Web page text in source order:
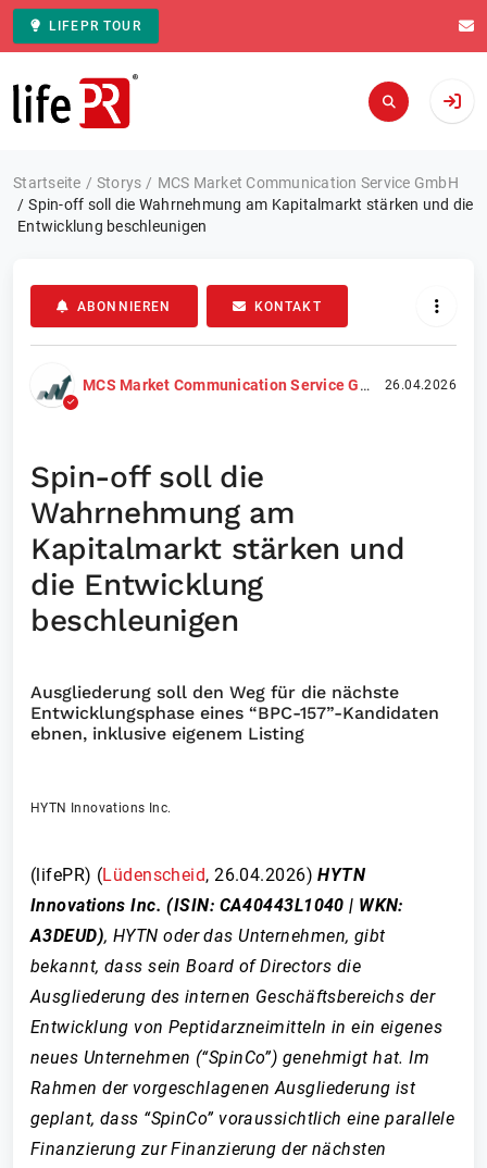
LIFEPR TOUR
Zur Startseite
Startseite Storys
MCS Market Communication Service GmbH
Spin-off soll die Wahrnehmung am Kapitalmarkt stärken und die
Entwicklung beschleunigen
ABONNIEREN KONTAKT
MCS Market Communication Service GmbH 26.04.2026
Spin-off soll die
Wahrnehmung am
Kapitalmarkt stärken und
die Entwicklung
beschleunigen
Ausgliederung soll den Weg für die nächste
Entwicklungsphase eines “BPC-157”-Kandidaten
ebnen, inklusive eigenem Listing
HYTN Innovations Inc.
(lifePR) (Lüdenscheid,26.04.2026)HYTN
Innovations Inc. (ISIN: CA40443L1040| WKN:
A3DEUD), HYTN oder das Unternehmen, gibt
bekannt, dass sein Board of Directors die
Ausgliederung des internen Geschäftsbereichs der
Entwicklung von Peptidarzneimitteln in ein eigenes
neues Unternehmen (“SpinCo”) genehmigt hat. Im
Rahmen der vorgeschlagenen Ausgliederung ist
geplant, dass “SpinCo” voraussichtlich eine parallele
Finanzierung zur Finanzierung der nächsten